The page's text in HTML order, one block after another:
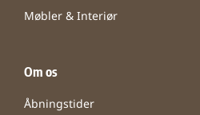
Møbler & Interiør
Om os
Åbningstider